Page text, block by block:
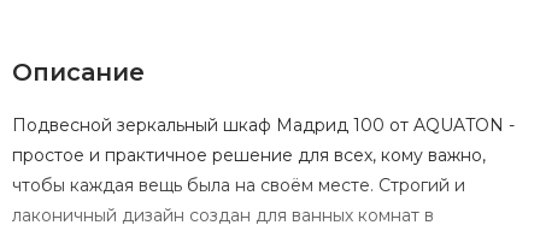
Описание
Подвесной зеркальный шкаф Мадрид 100 от AQUATON -
простое и практичное решение для всех, кому важно,
чтобы каждая вещь была на своём месте. Строгий и
лаконичный дизайн создан для ванных комнат в